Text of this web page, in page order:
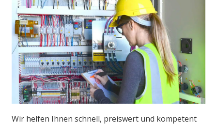
Wir helfen Ihnen schnell, preiswert und kompetent